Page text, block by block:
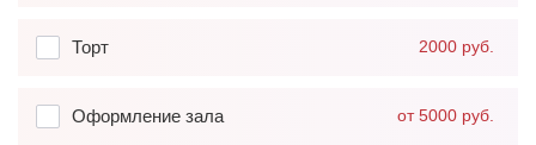
Торт 2000 руб.
Оформление зала от 5000 руб.